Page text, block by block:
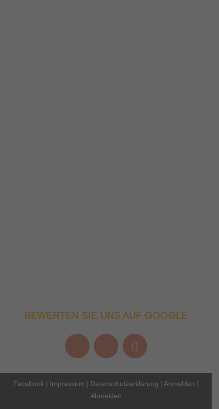
BEWERTEN SIE UNS AUF GOOGLE
Facebook | Impressum | Datenschutzerklärung | Anmelden |
Abmelden